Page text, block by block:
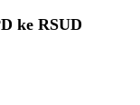
ke RSUD